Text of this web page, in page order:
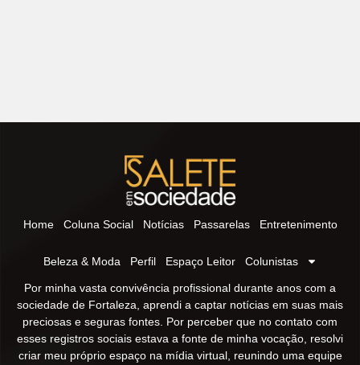
Home Coluna Social Notícias Passarelas Entretenimento
Beleza & Moda Perfil Espaço Leitor Colunistas
Por minha vasta convivência profissional durante anos com a
sociedade de Fortaleza, aprendi a captar notícias em suas mais
preciosas e seguras fontes. Por perceber que no contato com
esses registros sociais estava a fonte de minha vocação, resolvi
criar meu próprio espaço na mídia virtual, reunindo uma equipe